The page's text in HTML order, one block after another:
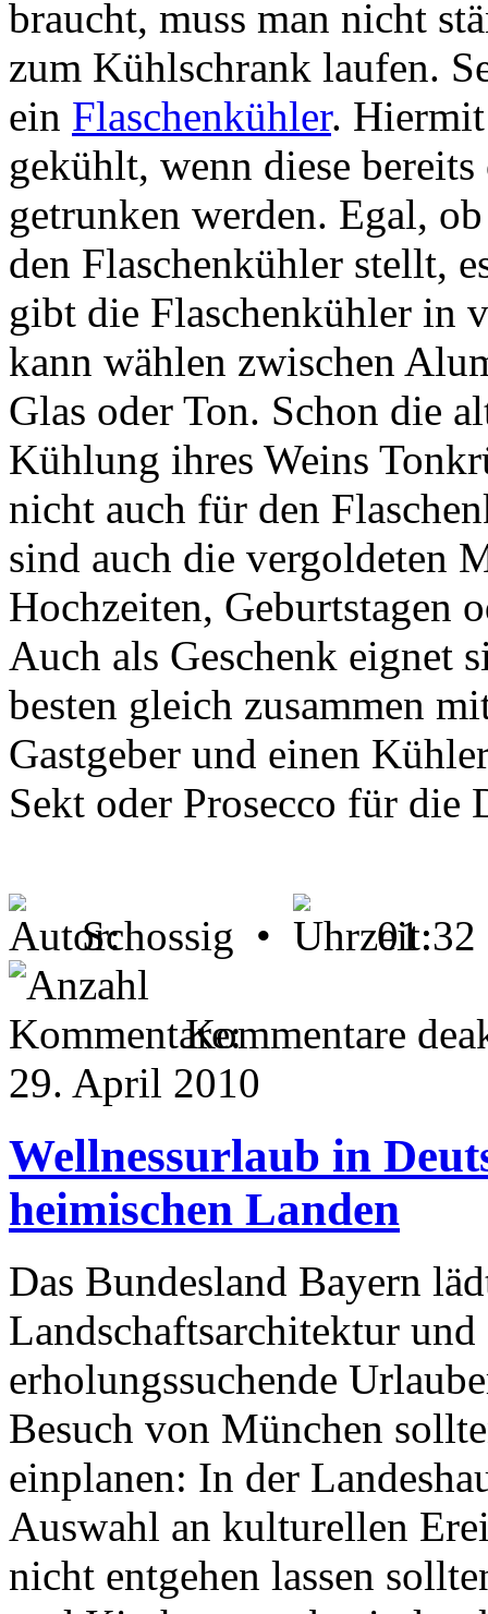
braucht, muss man nicht
zum Kühlschrank laufen.
ein Flaschenkühler.
gekühlt, wenn diese
getrunken werden. Egal,
den Flaschenkühler stellt,
gibt die Flaschenkühler in
kann wählen zwischen
Glas oder Ton. Schon die
Kühlung ihres Weins
nicht auch für den
sind auch die vergoldeten
Hochzeiten, Geburtstagen
Auch als Geschenk eignet
besten gleich zusammen
Gastgeber und einen
Sekt oder Prosecco für die
Schossig •
Kommentare
29. April 2010
Wellnessurlaub in
heimischen Landen
Das Bundesland Bayern
Landschaftsarchitektur und
erholungssuchende
Besuch von München
einplanen: In der
Auswahl an kulturellen
nicht entgehen lassen